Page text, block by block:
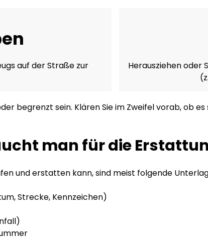
auf der Straße zur
Herausziehen oder
begrenzt sein. Klären Sie im Zweifel vorab, ob
man für die
und erstatten kann, sind meist folgende
Strecke, Kennzeichen)